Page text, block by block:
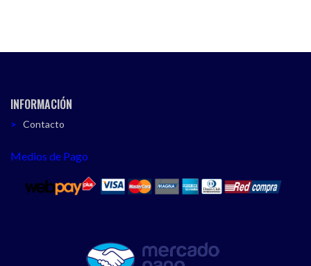
INFORMACIÓN
Contacto
Medios de Pago